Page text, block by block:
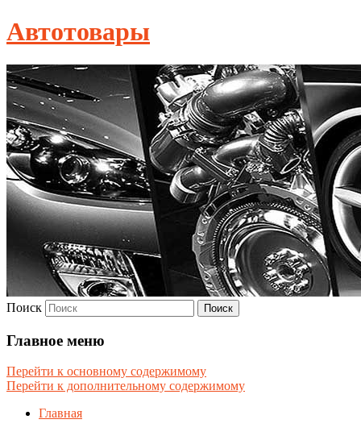
Автотовары
Поиск
Главное меню
Перейти к основному содержимому
Перейти к дополнительному содержимому
Главная